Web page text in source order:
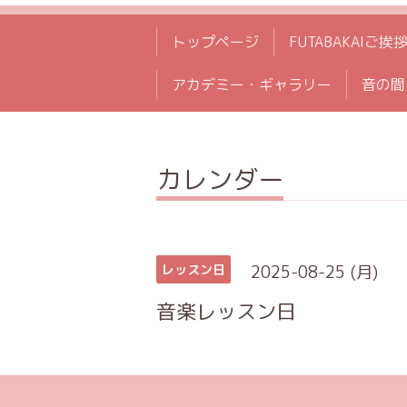
トップページ FUTABAKAIご挨拶
アカデミー・ギャラリー 音の間
カレンダー
レッスン日 2025-08-25 (月)
音楽レッスン日